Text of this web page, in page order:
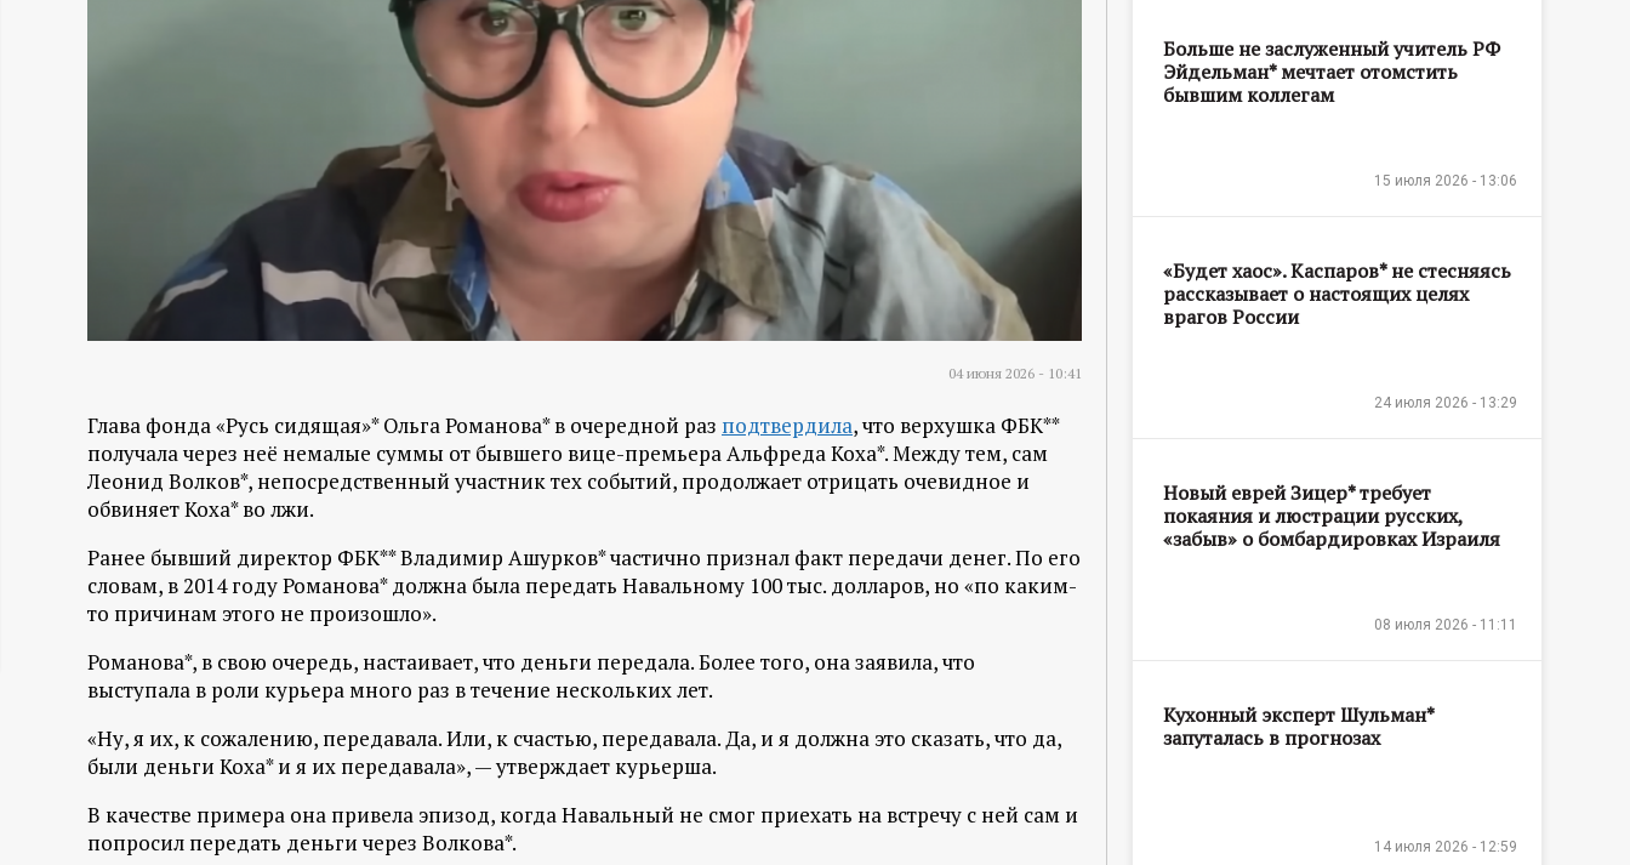
м
а
ц
и
о
н
н
ы
04 июня 2026 - 10:41
Глава фонда «Русь сидящая»* Ольга Романова* в очередной раз подтвердила, что верхушка ФБК**
получала через неё немалые суммы от бывшего вице-премьера Альфреда Коха*. Между тем, сам
Леонид Волков*, непосредственный участник тех событий, продолжает отрицать очевидное и
обвиняет Коха* во лжи.
Ранее бывший директор ФБК** Владимир Ашурков* частично признал факт передачи денег. По его
словам, в 2014 году Романова* должна была передать Навальному 100 тыс. долларов, но «по каким-
то причинам этого не произошло».
Романова*, в свою очередь, настаивает, что деньги передала. Более того, она заявила, что
выступала в роли курьера много раз в течение нескольких лет.
«Ну, я их, к сожалению, передавала. Или, к счастью, передавала. Да, и я должна это сказать, что да,
были деньги Коха* и я их передавала», — утверждает курьерша.
В качестве примера она привела эпизод, когда Навальный не смог приехать на встречу с ней сам и
попросил передать деньги через Волкова*.
Больше не заслуженный учитель РФ
Эйдельман* мечтает отомстить
бывшим коллегам
15 июля 2026 - 13:06
«Будет хаос». Каспаров* не стесняясь
рассказывает о настоящих целях
врагов России
24 июля 2026 - 13:29
Новый еврей Зицер* требует
покаяния и люстрации русских,
«забыв» о бомбардировках Израиля
08 июля 2026 - 11:11
Кухонный эксперт Шульман*
запуталась в прогнозах
14 июля 2026 - 12:59